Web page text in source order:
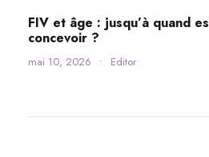
FIV et âge : jusqu’à quand
concevoir ?
mai 10, 2026 • Editor